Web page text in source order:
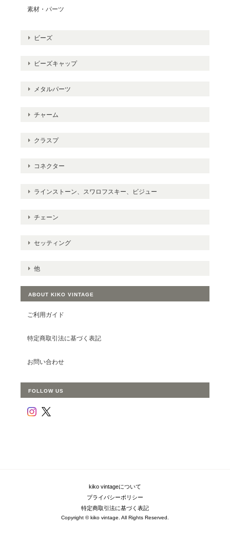
素材・パーツ
ビーズ
ビーズキャップ
メタルパーツ
チャーム
クラスプ
コネクター
ラインストーン、スワロフスキー、ビジュー
チェーン
セッティング
他
ABOUT KIKO VINTAGE
ご利用ガイド
特定商取引法に基づく表記
お問い合わせ
FOLLOW US
kiko vintageについて
プライバシーポリシー
特定商取引法に基づく表記
Copyright © kiko vintage. All Rights Reserved.